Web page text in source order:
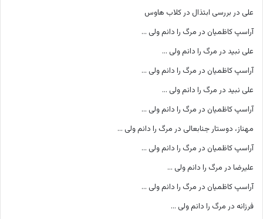
علی در بررسی ابتذال در کلاب هاوس
آراسپ کاظمیان در مرگ را دانم ولی …
علی نبید در مرگ را دانم ولی …
آراسپ کاظمیان در مرگ را دانم ولی …
علی نبید در مرگ را دانم ولی …
آراسپ کاظمیان در مرگ را دانم ولی …
مهناز، دوستار جنابعالی در مرگ را دانم ولی …
آراسپ کاظمیان در مرگ را دانم ولی …
علیرضا در مرگ را دانم ولی …
آراسپ کاظمیان در مرگ را دانم ولی …
فرزانه در مرگ را دانم ولی …